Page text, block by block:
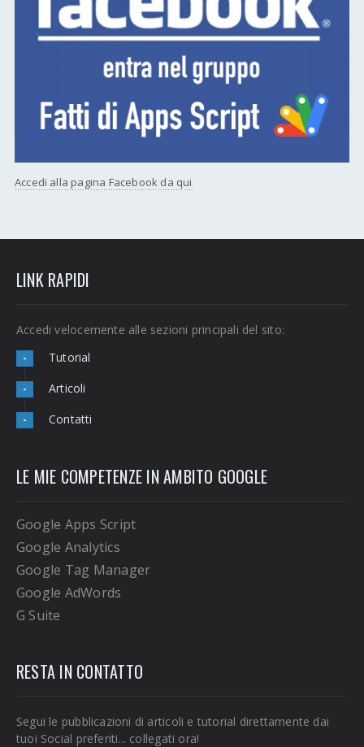
Accedi alla pagina Facebook da qui
LINK RAPIDI
Accedi velocemente alle sezioni principali del sito:
- Tutorial
- Articoli
- Contatti
LE MIE COMPETENZE IN AMBITO GOOGLE
Google Apps Script
Google Analytics
Google Tag Manager
Google AdWords
G Suite
RESTA IN CONTATTO
Segui le pubblicazioni di articoli e tutorial direttamente dai
tuoi Social preferiti... collegati ora!